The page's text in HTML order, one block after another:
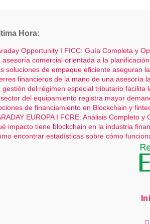
contenido
Hora:
Opportunity I FICC: Guía Completa y
asesoría comercial orientada a la
soluciones de empaque eficiente aseguran
financieros de la mano de una asesoría
gestión del régimen especial tributario facilita
del equipamiento registra mayor
de financiamiento en Blockchain y
EUROPA I FCRE: Análisis Completo
impacto tiene blockchain en la industria
encontrar estadísticas sobre cómo